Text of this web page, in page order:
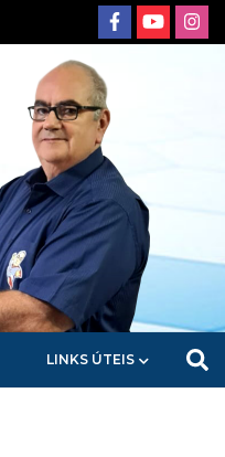
LINKS ÚTEIS